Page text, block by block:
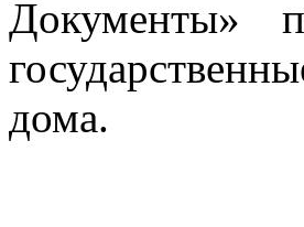
Документы»
дома.